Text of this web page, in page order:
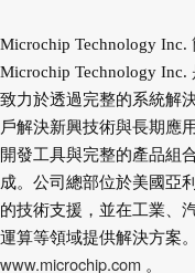
Microchip Technology Inc.
Microchip Technology Inc.
致力於透過完整的系統解
戶解決新興技術與長期應
開發工具與完整的產品組
成。公司總部位於美國亞
的技術支援，並在工業、
運算等領域提供解決方案
www.microchip.com 。